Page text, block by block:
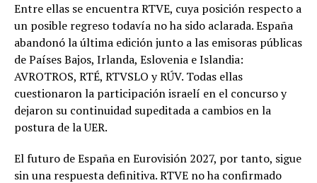
Entre ellas se encuentra RTVE, cuya posición respecto a
un posible regreso todavía no ha sido aclarada. España
abandonó la última edición junto a las emisoras públicas
de Países Bajos, Irlanda, Eslovenia e Islandia:
AVROTROS, RTÉ, RTVSLO y RÚV. Todas ellas
cuestionaron la participación israelí en el concurso y
dejaron su continuidad supeditada a cambios en la
postura de la UER.
El futuro de España en Eurovisión 2027, por tanto, sigue
sin una respuesta definitiva. RTVE no ha confirmado